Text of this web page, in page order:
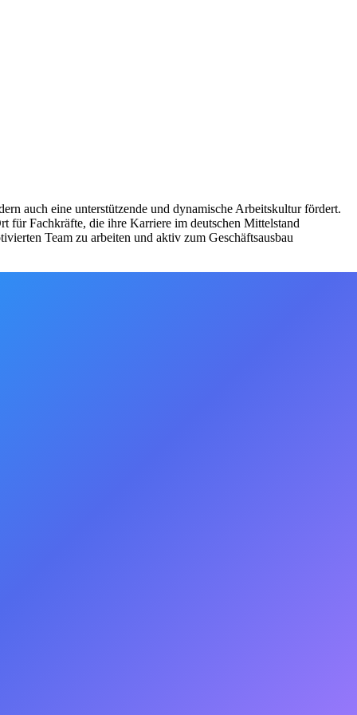
auch eine unterstützende und dynamische Arbeitskultur fördert.
für Fachkräfte, die ihre Karriere im deutschen Mittelstand
Team zu arbeiten und aktiv zum Geschäftsausbau